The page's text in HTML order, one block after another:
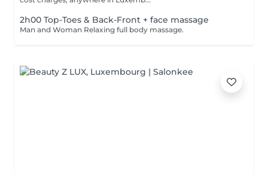
2h00 Top-Toes & Back-Front + face massage
Man and Woman Relaxing full body massage.